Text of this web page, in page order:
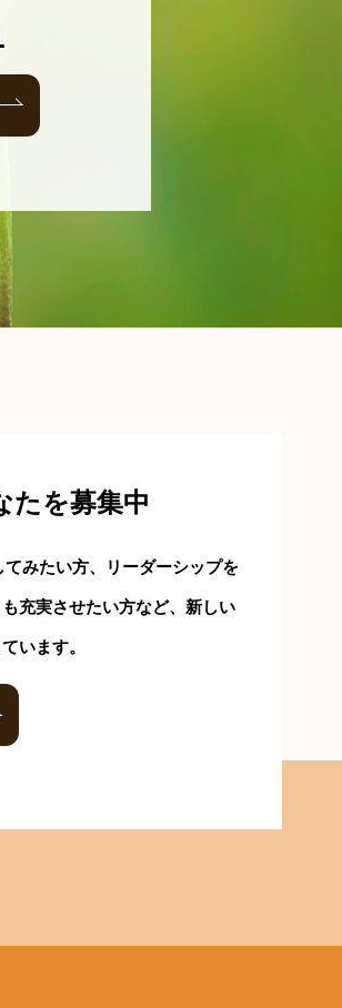
たを募集中
みたい方、リーダーシップを
充実させたい方など、新しい
います。